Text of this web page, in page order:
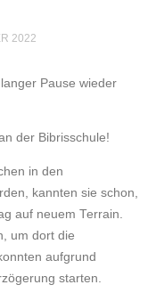
2022
Pause wieder
der Bibrisschule!
in den
kannten sie schon,
auf neuem Terrain.
um dort die
aufgrund
starten.